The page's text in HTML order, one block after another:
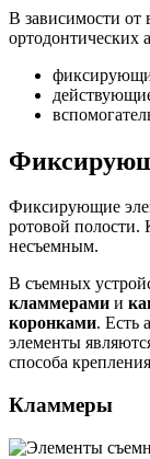
В зависимости
ортодонтических
Фиксирующие
ротовой
несъемным.
В съемных
кламмерами и
коронками. Есть
элементы
способа крепления
Кламмеры